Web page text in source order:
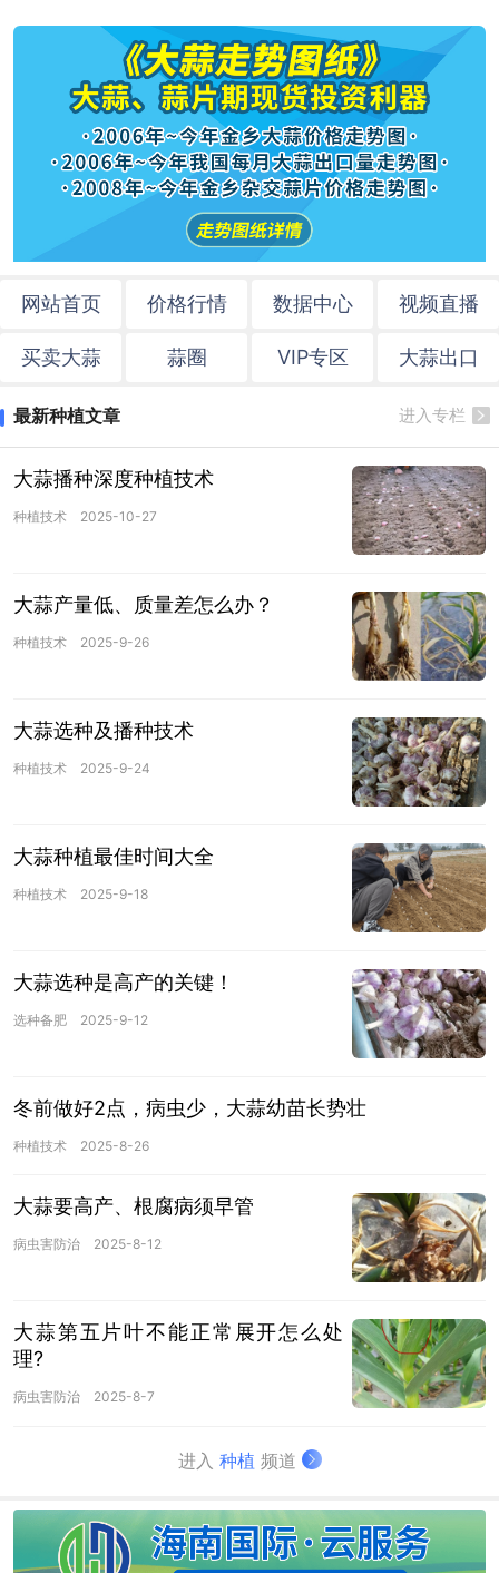
网站首页 价格行情 数据中心 视频直播
买卖大蒜 蒜圈 VIP专区 大蒜出口
进入专栏
最新种植文章
大蒜播种深度种植技术
种植技术 2025-10-27
大蒜产量低、质量差怎么办？
种植技术 2025-9-26
大蒜选种及播种技术
种植技术 2025-9-24
大蒜种植最佳时间大全
种植技术 2025-9-18
大蒜选种是高产的关键！
选种备肥 2025-9-12
冬前做好2点，病虫少，大蒜幼苗长势壮
种植技术 2025-8-26
大蒜要高产、根腐病须早管
病虫害防治 2025-8-12
大蒜第五片叶不能正常展开怎么处
理?
病虫害防治 2025-8-7
进入 种植 频道